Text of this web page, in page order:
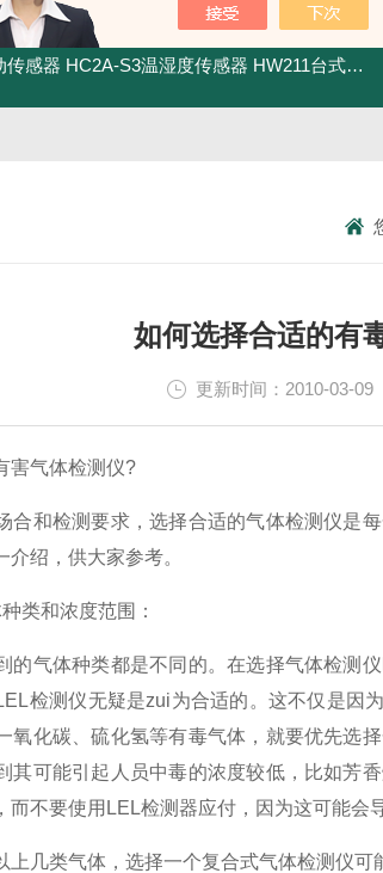
传感器 HC2A-S3温湿度传感器 HW211台式数显酸度计
如何选择合适的有
更新时间：2010-03-
害气体检测仪?
合和检测要求，选择合适的气体检测仪是
绍，供大家参考。
类和浓度范围：
的气体种类都是不同的。在选择气体检测
检测仪无疑是zui为合适的。这不仅是因
氧化碳、硫化氢等有毒气体，就要优先选
其可能引起人员中毒的浓度较低，比如芳
而不要使用LEL检测器应付，因为这可能会
上几类气体，选择一个复合式气体检测仪可